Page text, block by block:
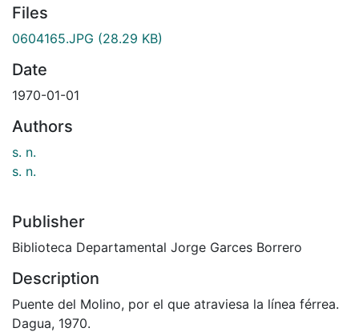
Files
0604165.JPG (28.29 KB)
Date
1970-01-01
Authors
s. n.
s. n.
Publisher
Biblioteca Departamental Jorge Garces Borrero
Description
Puente del Molino, por el que atraviesa la línea férrea.
Dagua, 1970.